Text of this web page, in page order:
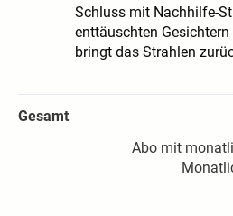
Schluss mit Nachhilfe-
enttäuschten Gesichtern
bringt das Strahlen
Gesamt
Abo mit